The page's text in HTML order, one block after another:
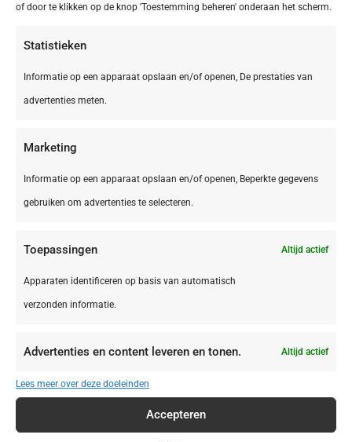
of door te klikken op de knop 'Toestemming beheren' onderaan het scherm.
Statistieken
Informatie op een apparaat opslaan en/of openen, De prestaties van
advertenties meten.
Marketing
Informatie op een apparaat opslaan en/of openen, Beperkte gegevens
gebruiken om advertenties te selecteren.
Toepassingen Altijd actief
Apparaten identificeren op basis van automatisch
verzonden informatie.
Advertenties en content leveren en tonen. Altijd actief
Lees meer over deze doeleinden
Accepteren
Le Marche San Costanzo Camping Mar y Sierra